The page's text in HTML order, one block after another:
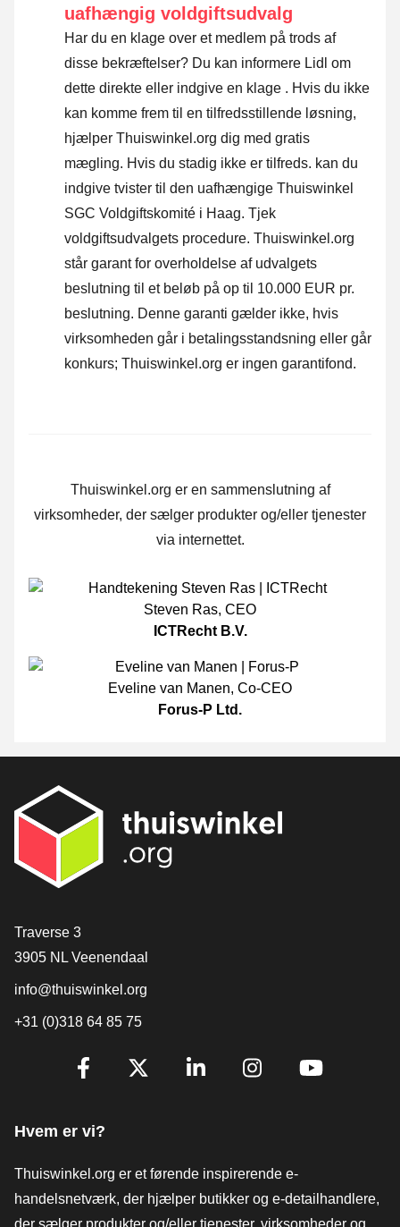
uafhængig voldgiftsudvalg
Har du en klage over et medlem på trods af
disse bekræftelser? Du kan informere Lidl om
dette direkte eller indgive en klage . Hvis du ikke
kan komme frem til en tilfredsstillende løsning,
hjælper Thuiswinkel.org dig med gratis
mægling. Hvis du stadig ikke er tilfreds. kan du
indgive tvister til den uafhængige Thuiswinkel
SGC Voldgiftskomité i Haag. Tjek
voldgiftsudvalgets procedure. Thuiswinkel.org
står garant for overholdelse af udvalgets
beslutning til et beløb på op til 10.000 EUR pr.
beslutning. Denne garanti gælder ikke, hvis
virksomheden går i betalingsstandsning eller går
konkurs; Thuiswinkel.org er ingen garantifond.
Thuiswinkel.org er en sammenslutning af
virksomheder, der sælger produkter og/eller tjenester
via internettet.
Steven Ras, CEO
ICTRecht B.V.
Eveline van Manen, Co-CEO
Forus-P Ltd.
[_General:Contact]
Traverse 3
3905 NL Veenendaal
info@thuiswinkel.org
+31 (0)318 64 85 75
[_General:SocialMediaTitle]
Hvem er vi?
Thuiswinkel.org er et førende inspirerende e-
handelsnetværk, der hjælper butikker og e-detailhandlere,